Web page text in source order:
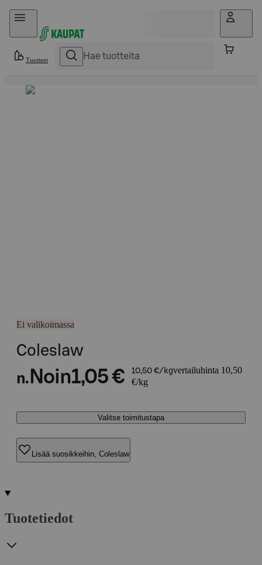
Hyppää sisältöön
Tuotteet
Ei valikoimassa
Coleslaw
n. Noin1,05 € 10,50 €/kgvertailuhinta 10,50
€/kg
Valitse toimitustapa
Lisää suosikkeihin, Coleslaw
Tuotetiedot